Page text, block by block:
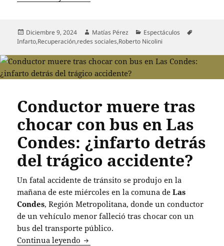
Publicado
el
Diciembre 9, 2024 Autor
Matías Pérez Categorías
Espectáculos
Infarto,Recuperación,redes sociales,Roberto Nicolini
Conductor muere tras
chocar con bus en Las
Condes: ¿infarto detrás
del trágico accidente?
Un fatal accidente de tránsito se produjo en la
mañana de este miércoles en la comuna deLas
Condes, Región Metropolitana, donde un conductor
de un vehículo menor falleció tras chocar con un
bus del transporte público.
Continua leyendo Conductor muere tras chocar con bus